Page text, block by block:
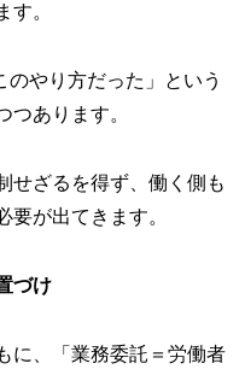
す。
やり方だった」という
つあります。
せざるを得ず、働く側も
が出てきます。
づけ
に、「業務委託＝労働者